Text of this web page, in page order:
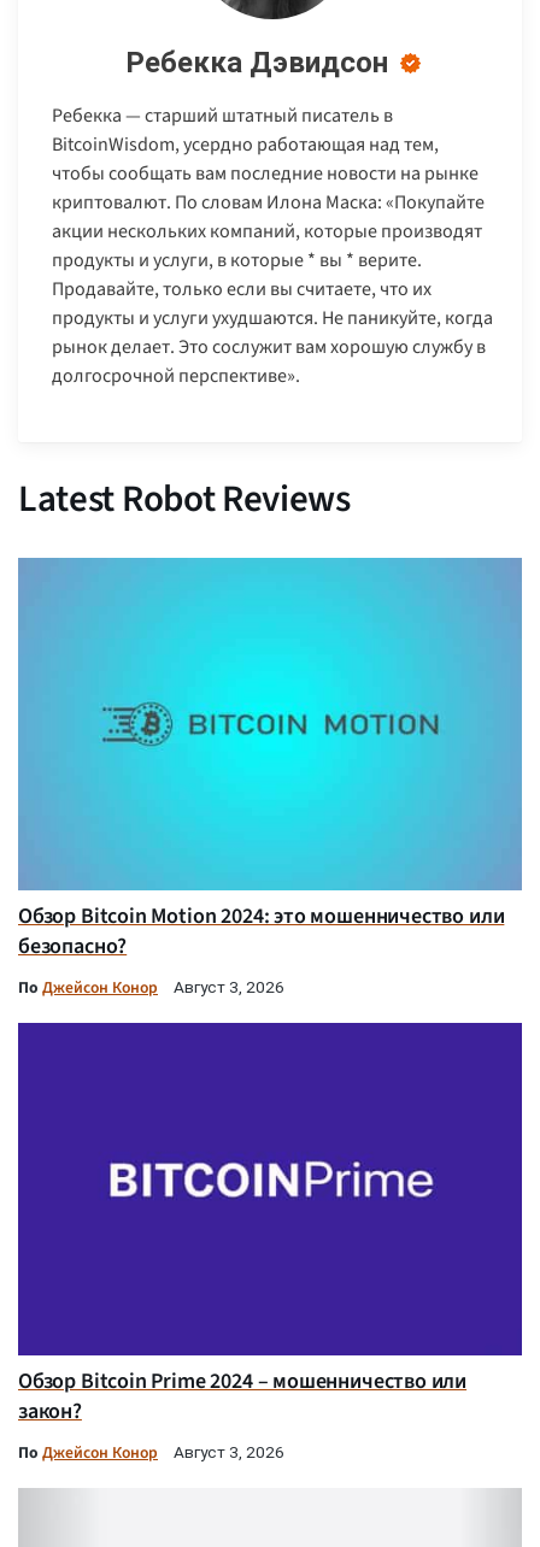
Ребекка Дэвидсон
Ребекка — старший штатный писатель в
BitcoinWisdom, усердно работающая над тем,
чтобы сообщать вам последние новости на рынке
криптовалют. По словам Илона Маска: «Покупайте
акции нескольких компаний, которые производят
продукты и услуги, в которые * вы * верите.
Продавайте, только если вы считаете, что их
продукты и услуги ухудшаются. Не паникуйте, когда
рынок делает. Это сослужит вам хорошую службу в
долгосрочной перспективе».
Latest Robot Reviews
Обзор Bitcoin Motion 2024: это мошенничество или
безопасно?
По Джейсон Конор Август 3, 2026
Обзор Bitcoin Prime 2024 – мошенничество или
закон?
По Джейсон Конор Август 3, 2026